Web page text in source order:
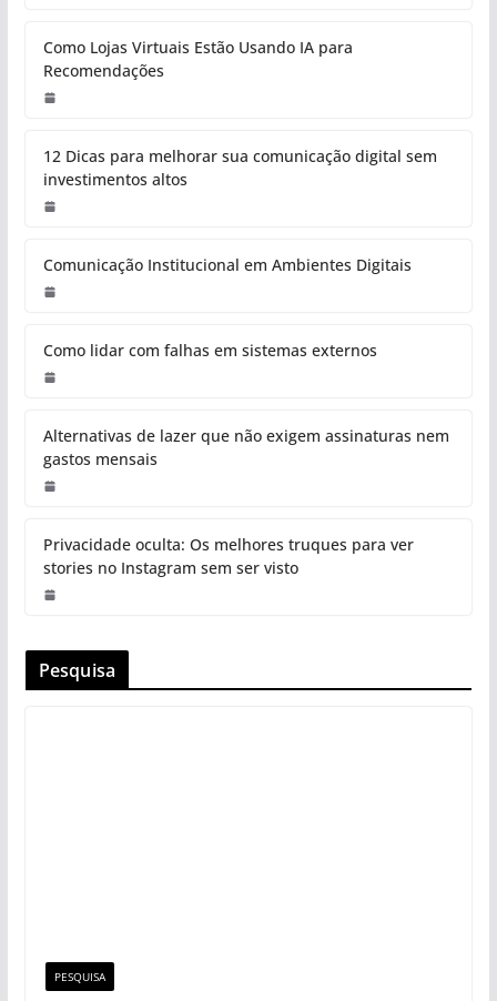
Como Lojas Virtuais Estão Usando IA para
Recomendações
12 Dicas para melhorar sua comunicação digital sem
investimentos altos
Comunicação Institucional em Ambientes Digitais
Como lidar com falhas em sistemas externos
Alternativas de lazer que não exigem assinaturas nem
gastos mensais
Privacidade oculta: Os melhores truques para ver
stories no Instagram sem ser visto
Pesquisa
PESQUISA